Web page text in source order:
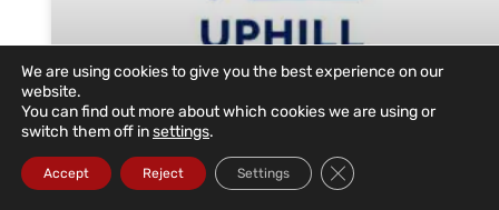
UpHill Health volta a escolher a
DataRoad para o novo escritório em
We are using cookies to give you the best experience on our
website.
You can find out more about which cookies we are using or
switch them off insettings.
Accept Reject Settings Close GDPR Cookie